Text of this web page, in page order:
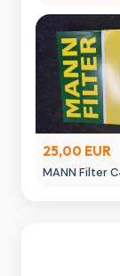
neuwertig in
25,00 EUR
MANN Filter